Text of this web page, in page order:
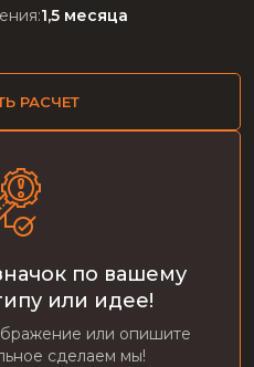
1,5 месяца
РАСЧЕТ
по вашему
или идее!
или опишите
сделаем мы!